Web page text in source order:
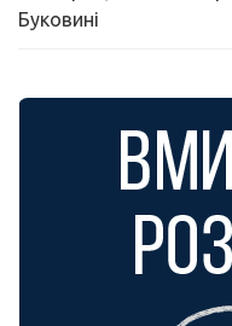
Буковині